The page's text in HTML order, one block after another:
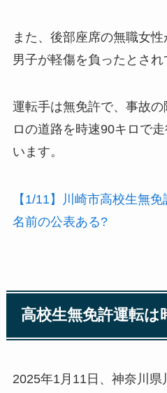
また、後部座席の無職女
男子が軽傷を負ったとされ
運転手は無免許で、事故
ロの道路を時速90キロで
います。
【1/11】川崎市高校生無
名前の公表ある?
高校生無免許運転は
2025年1月11日、神奈川